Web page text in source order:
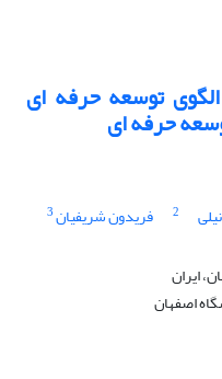
توسعه حرفه ای
حرفه ای
2 فریدون شریفیان3
ایران
اصفهان